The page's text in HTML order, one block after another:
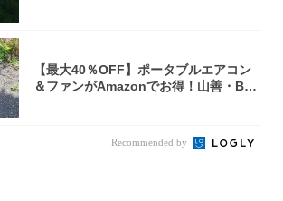
【最大40％OFF】ポータブルエアコン
＆ファンがAmazonでお得！山善・Bo
Recommended by